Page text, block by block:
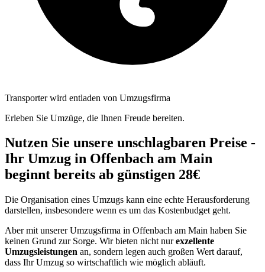
Transporter wird entladen von Umzugsfirma
Erleben Sie Umzüge, die Ihnen Freude bereiten.
Nutzen Sie unsere unschlagbaren Preise -
Ihr Umzug in Offenbach am Main
beginnt bereits ab günstigen 28€
Die Organisation eines Umzugs kann eine echte Herausforderung
darstellen, insbesondere wenn es um das Kostenbudget geht.
Aber mit unserer Umzugsfirma in Offenbach am Main haben Sie
keinen Grund zur Sorge. Wir bieten nicht nurexzellente
Umzugsleistungen an, sondern legen auch großen Wert darauf,
dass Ihr Umzug so wirtschaftlich wie möglich abläuft.